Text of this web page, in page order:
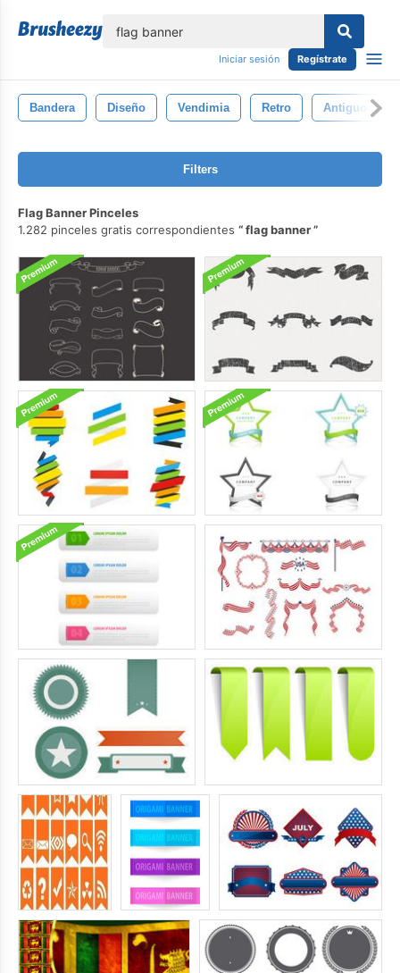
Iniciar sesión Regístrate
Bandera Diseño Vendimia Retro Antiguo
Filters
Flag Banner Pinceles
1.282 pinceles gratis correspondientes
flag banner